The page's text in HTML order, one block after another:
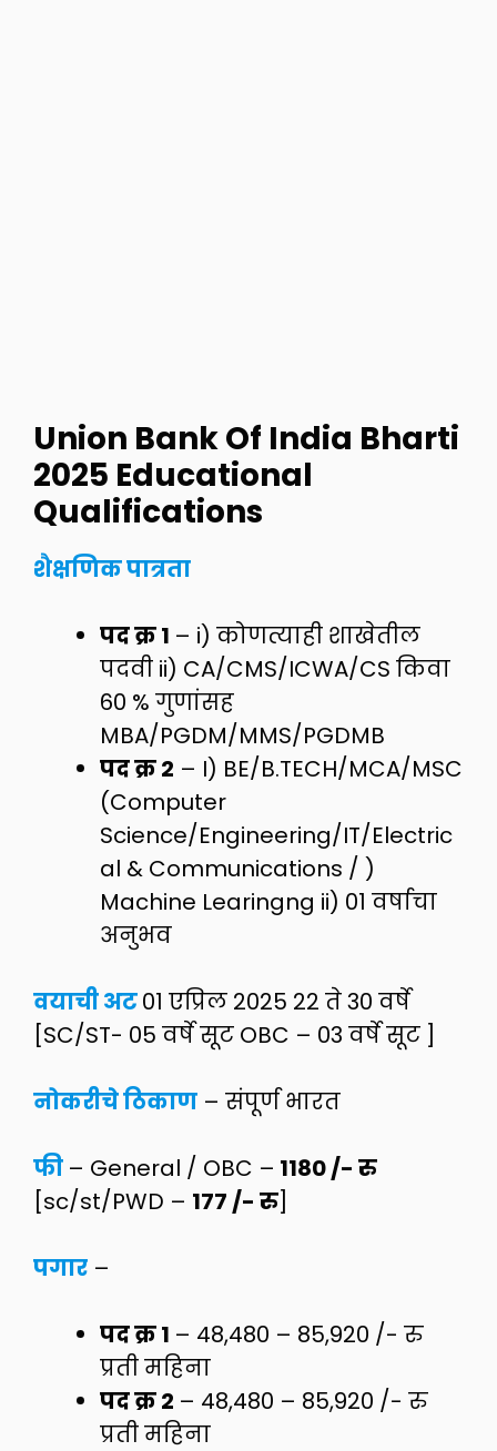
Union Bank Of India Bharti
2025 Educational
Qualifications
शैक्षणिक पात्रता
पद क्र 1 – i) कोणत्याही शाखेतील
पदवी ii) CA/CMS/ICWA/CS किवा
60 % गुणांसह
MBA/PGDM/MMS/PGDMB
पद क्र 2 – I) BE/B.TECH/MCA/MSC
(Computer
Science/Engineering/IT/Electric
al & Communications / )
Machine Learingng ii) 01 वर्षाचा
अनुभव
वयाची अट01 एप्रिल 2025 22 ते 30 वर्षे
[SC/ST- 05 वर्षे सूट OBC – 03 वर्षे सूट ]
नोकरीचे ठिकाण – संपूर्ण भारत
फी – General / OBC – 1180 /- रु
[sc/st/PWD – 177 /- रु]
पगार –
पद क्र 1 – 48,480 – 85,920 /- रु
प्रती महिना
पद क्र 2 – 48,480 – 85,920 /- रु
प्रती महिना